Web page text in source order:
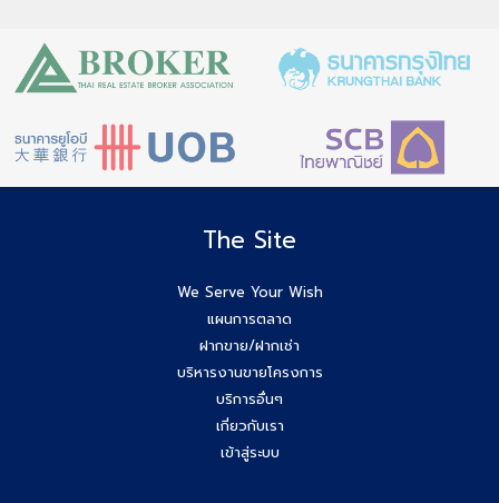
The Site
We Serve Your Wish
แผนการตลาด
ฝากขาย/ฝากเช่า
บริหารงานขายโครงการ
บริการอื่นๆ
เกี่ยวกับเรา
เข้าสู่ระบบ